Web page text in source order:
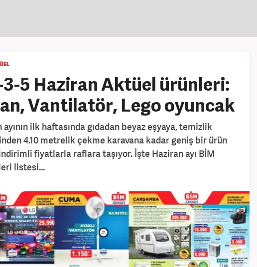
3-5 Haziran Aktüel ürünleri:
Vantilatör, Lego oyuncak
ayının ilk haftasında gıdadan beyaz eşyaya, temizlik
4.10 metrelik çekme karavana kadar geniş bir ürün
fiyatlarla raflara taşıyor. İşte Haziran ayı BİM
listesi...